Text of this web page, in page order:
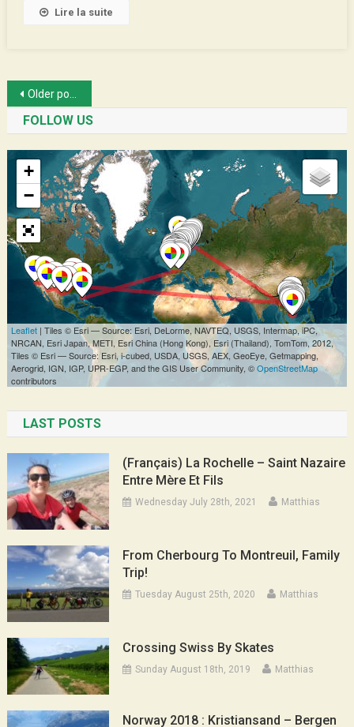
Lire la suite
Posts
navigation
Older posts
FOLLOW US
LAST POSTS
(Français) La Rochelle – Saint Nazaire
Entre Mère Et Fils
Wednesday July 28th, 2021 Matthias
From Cherbourg To Montreuil, Family
Trip!
Tuesday August 25th, 2020 Matthias
Crossing Swiss By Skates
Sunday August 18th, 2019 Matthias
Norway 2018 : Kristiansand – Bergen